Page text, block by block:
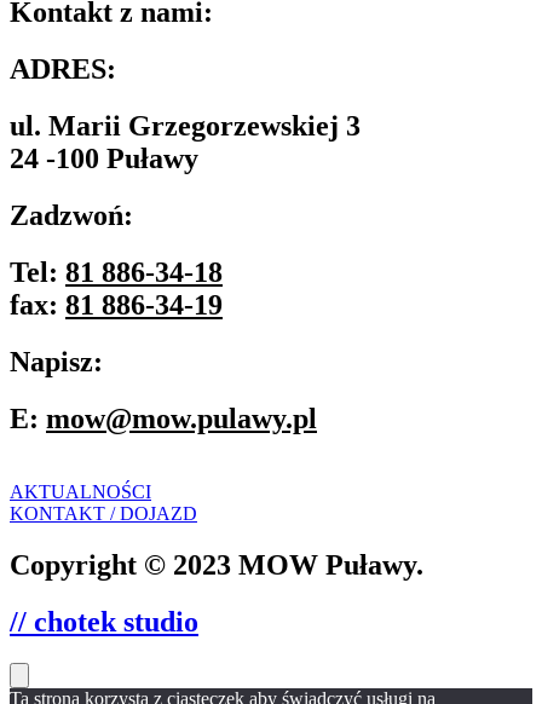
Kontakt z nami:
ADRES:
ul. Marii Grzegorzewskiej 3
24 -100 Puławy
Zadzwoń:
Tel: 81 886-34-18
fax: 81 886-34-19
Napisz:
E: mow@mow.pulawy.pl
AKTUALNOŚCI
KONTAKT / DOJAZD
Copyright © 2023 MOW Puławy.
// chotek studio
Ta strona korzysta z ciasteczek aby świadczyć usługi na